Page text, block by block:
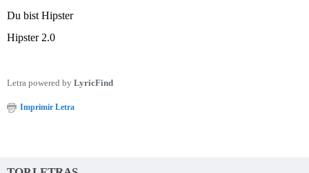
Du bist Hipster
Hipster 2.0
Letra powered by LyricFind
Imprimir Letra